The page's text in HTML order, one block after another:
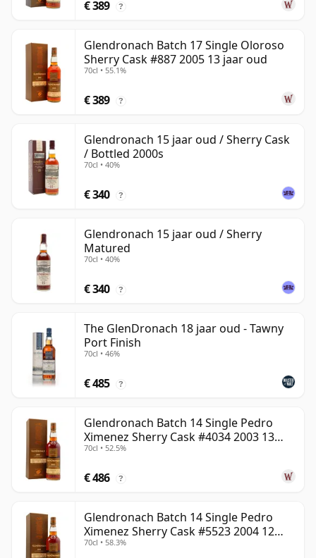
€ 389 ?
Glendronach Batch 17 Single Oloroso
Sherry Cask #887 2005 13 jaar oud
70cl • 55.1%
€ 389 ?
Glendronach 15 jaar oud / Sherry Cask
/ Bottled 2000s
70cl • 40%
€ 340 ?
Glendronach 15 jaar oud / Sherry
Matured
70cl • 40%
€ 340 ?
The GlenDronach 18 jaar oud - Tawny
Port Finish
70cl • 46%
€ 485 ?
Glendronach Batch 14 Single Pedro
Ximenez Sherry Cask #4034 2003 13
jaar oud
70cl • 52.5%
€ 486 ?
Glendronach Batch 14 Single Pedro
Ximenez Sherry Cask #5523 2004 12
jaar oud
70cl • 58.3%